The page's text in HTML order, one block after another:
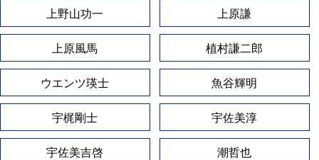
上野山功一 上原謙
上原風馬 植村謙二郎
ウエンツ瑛士 魚谷輝明
宇梶剛士 宇佐美淳
宇佐美吉啓 潮哲也